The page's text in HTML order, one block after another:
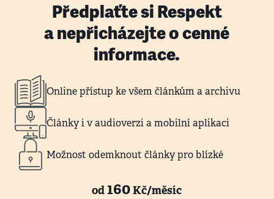
Předplaťte si Respekt
a nepřicházejte o cenné
informace.
Online přístup ke všem článkům a archivu
Články i v audioverzi a mobilní aplikaci
Možnost odemknout články pro blízké
od160Kč/měsíc